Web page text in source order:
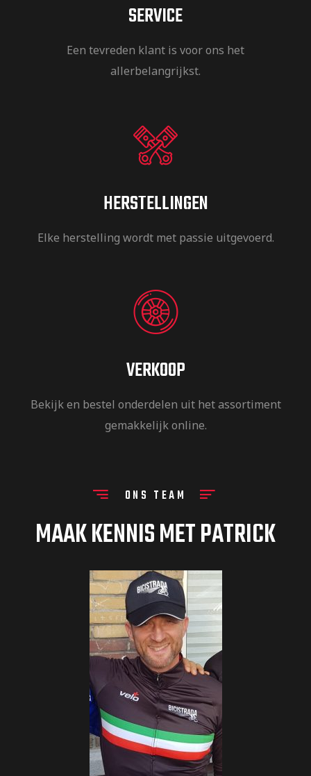
SERVICE
Een tevreden klant is voor ons het
allerbelangrijkst.
HERSTELLINGEN
Elke herstelling wordt met passie uitgevoerd.
VERKOOP
Bekijk en bestel onderdelen uit het assortiment
gemakkelijk online.
ONS TEAM
MAAK KENNIS MET PATRICK